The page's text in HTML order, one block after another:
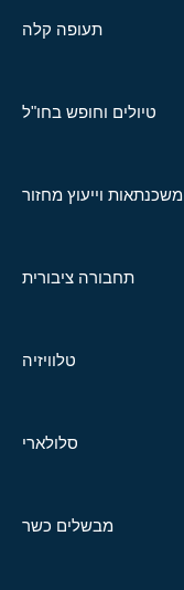
תעופה קלה
טיולים וחופש בחו"ל
משכנתאות וייעוץ מחזור
תחבורה ציבורית
טלוויזיה
סלולארי
מבשלים כשר